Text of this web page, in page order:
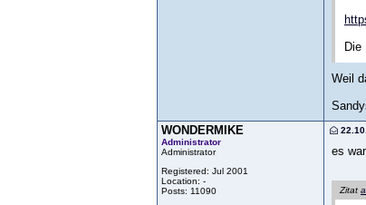
Die
Weil
WONDERMIKE
Administrator
Administrator
Registered: Jul 2001
Location: -
Posts: 11090
es
Zitat